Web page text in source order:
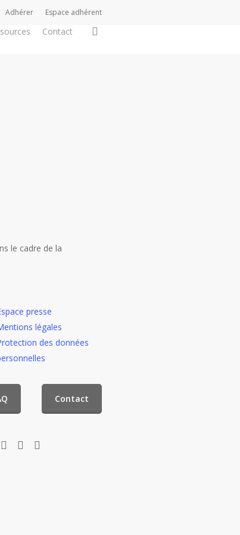
Adhérer Espace adhérent
Contact
le cadre de la
presse
légales
des données
Contact